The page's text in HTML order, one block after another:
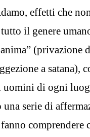
effetti che
il genere
(privazione
a satana),
uomini di ogni
una serie di
comprendere